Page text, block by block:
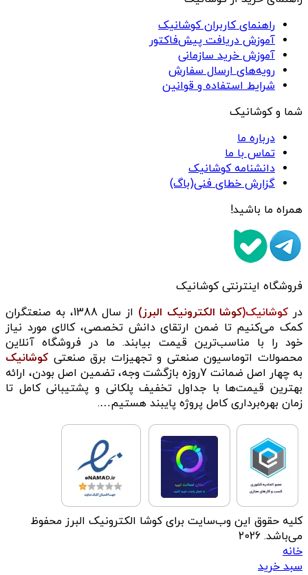
راهنمای کاربران کوشانیک
آموزش دریافت پیش‌فاکتور
آموزش خرید سازمانی
رویه‌های ارسال سفارش
شرایط استفاده و قوانین
شما و کوشانیک
درباره ما
تماس با ما
دانشنامه کوشانیک
گزارش خطای فنی(باگ)
همراه ما باشید!
فروشگاه اینترنتی کوشانیک
در کوشانیک(کوشا الکترونیک البرز)
از سال 1388، به صنعتگران
کمک می‌کنیم تا ضمن ارتقای دانش تخصصی، کالای مورد نیاز
خود را با مناسب‌ترین قیمت بیابند. ما در فروشگاه آنلاین
محصولات اتوماسیون صنعتی و تجهیزات برق صنعتی کوشانیک
به چهار اصل ضمانت 7روزه بازگشت وجه، تضمین اصل بودن، ارائه
بهترین قیمت‌ها با جداول تخفیف پلکانی و پشتیبانی کامل تا
زمان بهره‌برداری کامل پروژه پایبند هستیم….
کلیه حقوق این وب‌سایت برای کوشا الکترونیک البرز محفوظ
می‌باشد. 2026
خانه
سبد خرید